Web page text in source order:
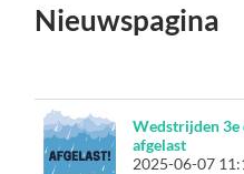
Nieuwspagina
Wedstrijden 3e
afgelast
2025-06-07